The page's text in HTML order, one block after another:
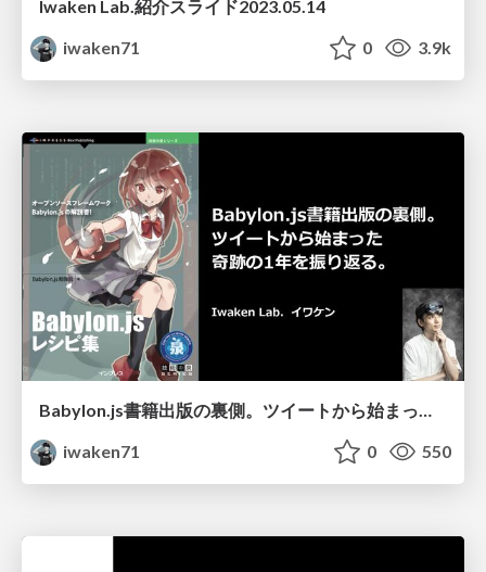
Iwaken Lab.紹介スライド2023.05.14
iwaken71
0 3.9k
Babylon.js書籍出版の裏側。ツイートから始まった奇跡の1年を振り返る
iwaken71
0 550